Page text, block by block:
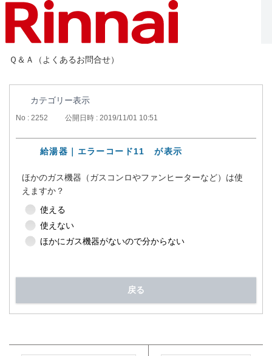
Ｑ＆Ａ（よくあるお問合せ）
カテゴリー表示
No : 2252 公開日時 : 2019/11/01 10:51
給湯器｜エラーコード11 が表示
ほかのガス機器（ガスコンロやファンヒーターなど）は使
えますか？
使える
使えない
ほかにガス機器がないので分からない
戻る